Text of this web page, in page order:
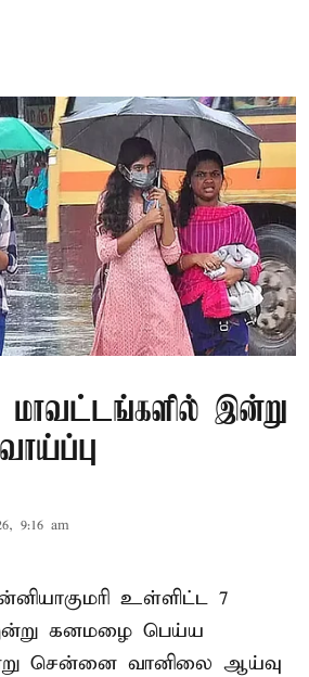
மாவட்டங்களில் இன்று
9:16 am
உள்ளிட்ட 7
கனமழை பெய்ய
சென்னை வானிலை ஆய்வு